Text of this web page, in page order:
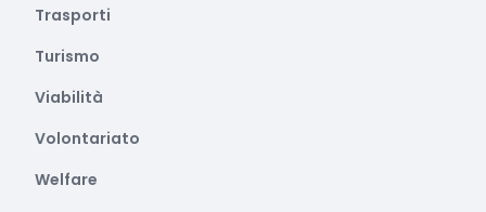
Trasporti
Turismo
Viabilità
Volontariato
Welfare